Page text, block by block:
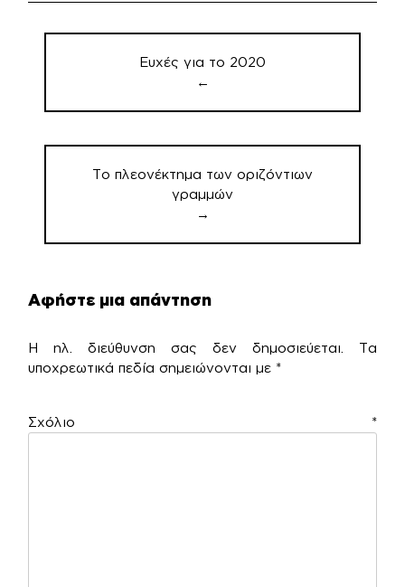
Πλοήγηση
Ευχές για το 2020
←
Το πλεονέκτημα των οριζόντιων
γραμμών
→
Αφήστε μια απάντηση
Η ηλ. διεύθυνση σας δεν δημοσιεύεται.
Τα
υποχρεωτικά πεδία σημειώνονται με *
Σχόλιο *